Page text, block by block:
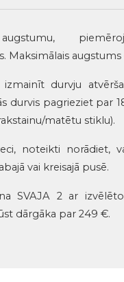
Maksimālais augstums
durvju
durvis pagrieziet par
matētu stiklu).
noteikti norādiet,
vai kreisajā pusē.
SVAJA 2 ar
dārgāka par 249 €.